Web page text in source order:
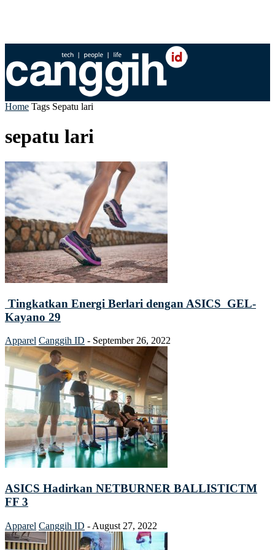
Home Tags Sepatu lari
sepatu lari
Tingkatkan Energi Berlari dengan ASICS GEL-
Kayano 29
Apparel Canggih ID - September 26, 2022
ASICS Hadirkan NETBURNER BALLISTICTM
FF 3
Apparel Canggih ID - August 27, 2022